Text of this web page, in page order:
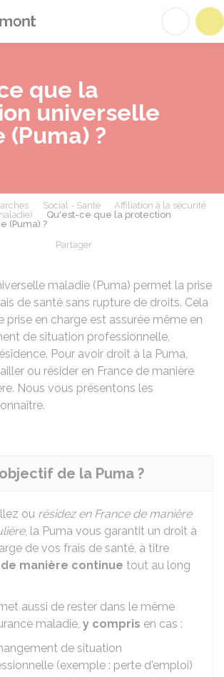
que la
universelle
(Puma) ?
Social - Santé
Affiliation à la sécurité
Qu'est-ce que la protection
(Puma) ?
Partager
maladie (Puma) permet la prise
de santé sans rupture de droits. Cela
prise en charge est assurée même en
de situation professionnelle,
Pour avoir droit à la Puma,
ou résider en France de manière
Nous vous présentons les
de la Puma ?
ou résidez en France de manière
, la Puma vous garantit un droit à
de vos frais de santé, à titre
manière continue tout au long
aussi de rester dans le même
maladie, y compris en cas :
de situation
(exemple : perte d'emploi)